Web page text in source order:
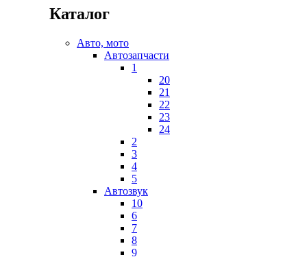
Каталог
Авто, мото
Автозапчасти
1
20
21
22
23
24
2
3
4
5
Автозвук
10
6
7
8
9